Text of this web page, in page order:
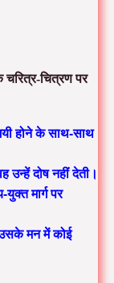
चरित्र-चित्रण पर
होने के साथ-साथ
उन्हें दोष नहीं देती।
मार्ग पर
मन में कोई